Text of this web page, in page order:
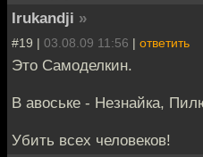
Irukandji »
#19 | 03.08.09 11:56 | ответить
Это Самоделкин.
В авоське - Незнайка,
Убить всех человеков!